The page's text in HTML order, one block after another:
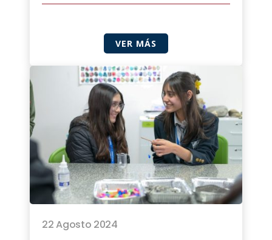
VER MÁS
22 Agosto 2024